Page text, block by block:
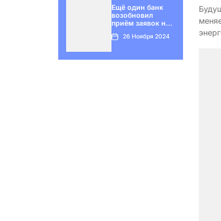
Ещё один банк
возобновил
приём заявок на
ипотеку.
26 Ноября 2024